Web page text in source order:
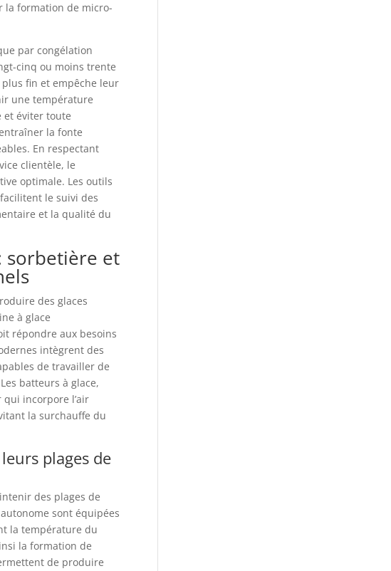
la formation de micro-
par congélation
cinq ou moins trente
fin et empêche leur
une température
et éviter toute
la fonte
En respectant
clientèle, le
optimale. Les outils
le suivi des
et la qualité du
sorbetière et
des glaces
à glace
répondre aux besoins
intègrent des
de travailler de
batteurs à glace,
incorpore l’air
la surchauffe du
plages de
des plages de
sont équipées
la température du
la formation de
de produire